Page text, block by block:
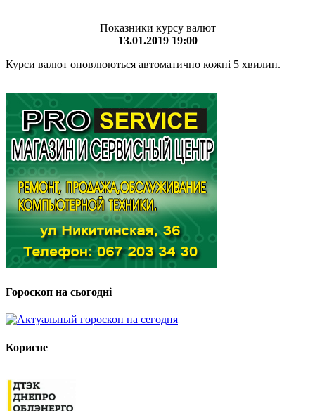
Показники курсу валют
13.01.2019 19:00
Курси валют оновлюються автоматично кожні 5 хвилин.
Гороскоп на сьогодні
Корисне